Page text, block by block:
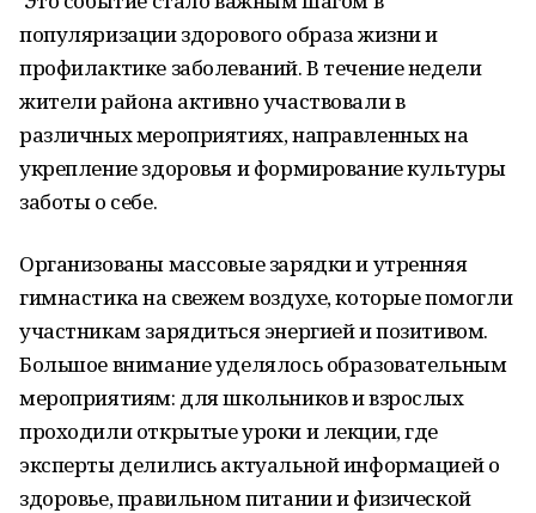
популяризации здорового образа жизни и
профилактике заболеваний. В течение недели
жители района активно участвовали в
различных мероприятиях, направленных на
укрепление здоровья и формирование культуры
заботы о себе.
Организованы массовые зарядки и утренняя
гимнастика на свежем воздухе, которые помогли
участникам зарядиться энергией и позитивом.
Большое внимание уделялось образовательным
мероприятиям: для школьников и взрослых
проходили открытые уроки и лекции, где
эксперты делились актуальной информацией о
здоровье, правильном питании и физической